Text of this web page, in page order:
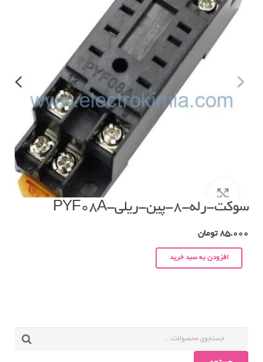
سوکت-رله-۸-پین-ریلی-PYF08A
85.000 تومان
افزودن به سبد خرید